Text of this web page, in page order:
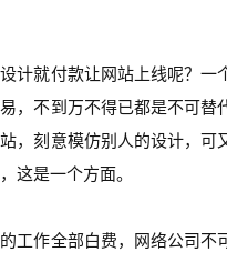
计就付款让网站上线呢？
，不到万不得已都是不可
，刻意模仿别人的设计，
这是一个方面。
工作全部白费，网络公司